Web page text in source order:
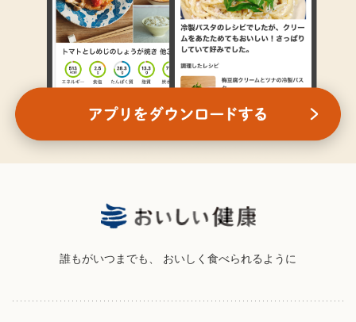
誰もがいつまでも、 おいしく食べられるように